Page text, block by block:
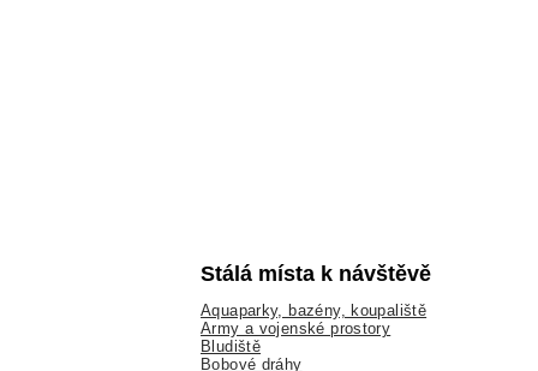
Stálá místa k návštěvě
Aquaparky, bazény, koupaliště
Army a vojenské prostory
Bludiště
Bobové dráhy